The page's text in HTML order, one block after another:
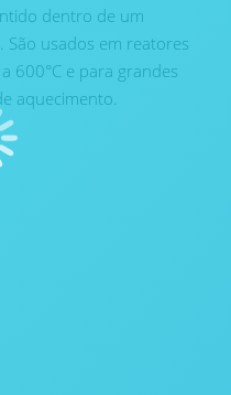
dentro de um
usados em reatores
e para grandes
aquecimento.